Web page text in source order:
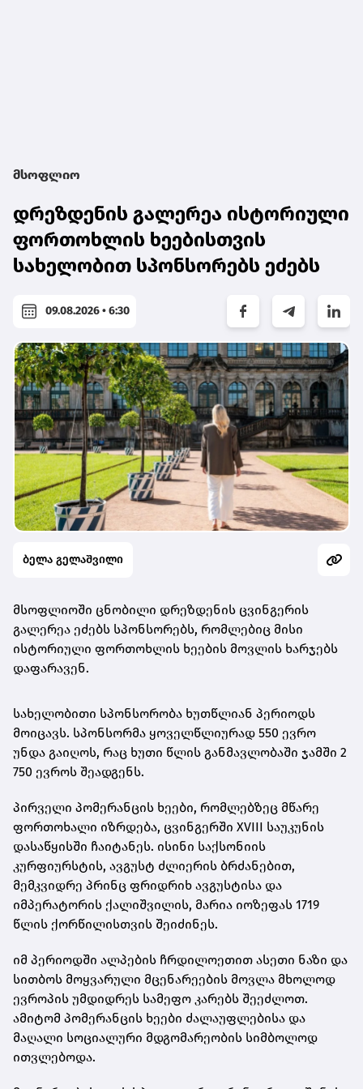
მსოფლიო
დრეზდენის გალერეა ისტორიული
ფორთოხლის ხეებისთვის
სახელობით სპონსორებს ეძებს
09.08.2026 • 6:30
ბელა გელაშვილი
მსოფლიოში ცნობილი დრეზდენის ცვინგერის
გალერეა ეძებს სპონსორებს, რომლებიც მისი
ისტორიული ფორთოხლის ხეების მოვლის ხარჯებს
დაფარავენ.
სახელობითი სპონსორობა ხუთწლიან პერიოდს
მოიცავს. სპონსორმა ყოველწლიურად 550 ევრო
უნდა გაიღოს, რაც ხუთი წლის განმავლობაში ჯამში 2
750 ევროს შეადგენს.
პირველი პომერანცის ხეები, რომლებზეც მწარე
ფორთოხალი იზრდება, ცვინგერში XVIII საუკუნის
დასაწყისში ჩაიტანეს. ისინი საქსონიის
კურფიურსტის, ავგუსტ ძლიერის ბრძანებით,
მემკვიდრე პრინც ფრიდრიხ ავგუსტისა და
იმპერატორის ქალიშვილის, მარია იოზეფას 1719
წლის ქორწილისთვის შეიძინეს.
იმ პერიოდში ალპების ჩრდილოეთით ასეთი ნაზი და
სითბოს მოყვარული მცენარეების მოვლა მხოლოდ
ევროპის უმდიდრეს სამეფო კარებს შეეძლოთ.
ამიტომ პომერანცის ხეები ძალაუფლებისა და
მაღალი სოციალური მდგომარეობის სიმბოლოდ
ითვლებოდა.